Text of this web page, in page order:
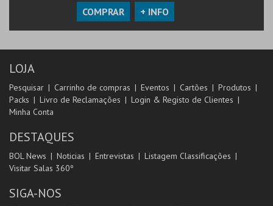
COMPRAR + INFO
LOJA
Pesquisar Carrinho de compras Eventos Cartões
Produtos
Packs
Livro de Reclamações
Login & Registo de Clientes
Minha Conta
DESTAQUES
BOL News Noticias Entrevistas
Listagem Classificações
Visitar Salas 360º
SIGA-NOS